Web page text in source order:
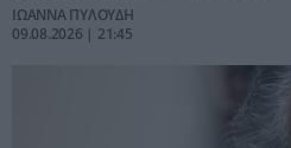
ΙΩΑΝΝΑ ΠΥΛΟΥΔΗ
09.08.2026 | 21:45